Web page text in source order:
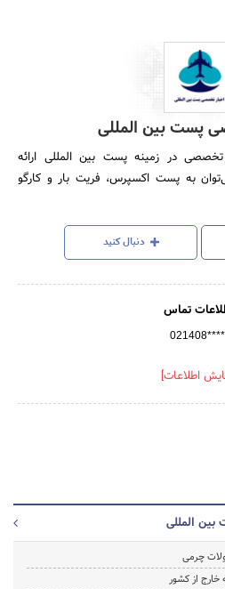
پست بین المللی
در زمینه پست بین المللی ارائه
به پست اکسپرس، فریت بار و کارگو
دنبال کنید
تماس
اطلاعات]
المللی
چرمی
از کشور